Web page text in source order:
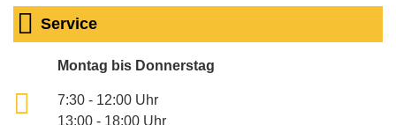
Service
Montag bis Donnerstag
7:30 - 12:00 Uhr
13:00 - 18:00 Uhr